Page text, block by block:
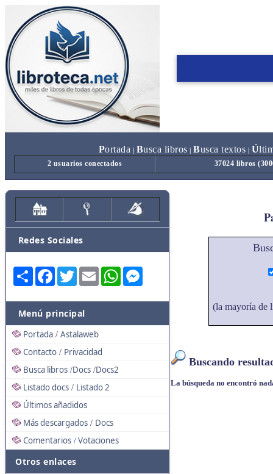
Portada Busca libros Busca textos Ú
2 usuarios conectados 37024 libros
Redes Sociales
Share FacebookTwitterEmail WhatsApp
Menú principal
Portada / Astalaweb
Contacto / Privacidad
Busca libros /Docs /Docs2
Listado docs / Listado 2
Últimos añadidos
Más descargados / Docs
Comentarios / Votaciones
Otros enlaces
(la mayoría de
Buscando
La búsqueda no encontró